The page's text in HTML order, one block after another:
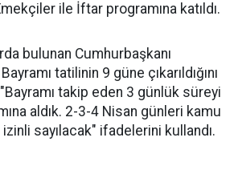
ile İftar programına katıldı.
bulunan Cumhurbaşkanı
tatilinin 9 güne çıkarıldığını
takip eden 3 günlük süreyi
aldık. 2-3-4 Nisan günleri kamu
izinli sayılacak" ifadelerini kullandı.